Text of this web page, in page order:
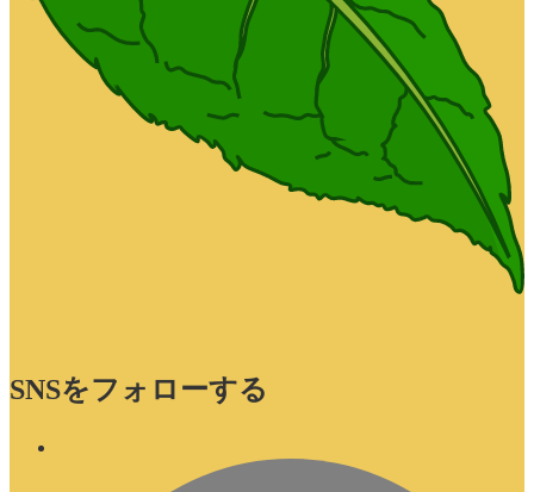
SNSをフォローする